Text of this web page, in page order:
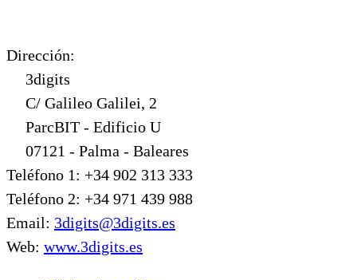
Dirección:
3digits
C/ Galileo Galilei, 2
ParcBIT - Edificio U
07121 - Palma - Baleares
Teléfono 1: +34 902 313 333
Teléfono 2: +34 971 439 988
Email: 3digits@3digits.es
Web: www.3digits.es